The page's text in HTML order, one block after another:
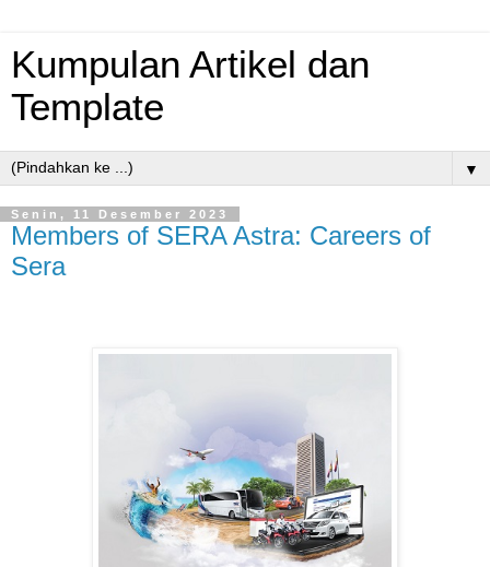
Kumpulan Artikel dan
Template
▼
Senin, 11 Desember 2023
Members of SERA Astra: Careers of
Sera